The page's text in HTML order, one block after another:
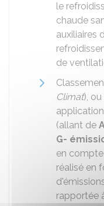
le
chaude
auxiliaires
de
Climat),
(allant de
G-
en
réalisé en
rapportée